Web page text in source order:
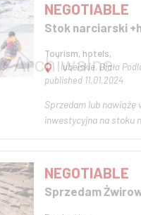
lubelskie), z dogodnym
drogi krajowej DK2
Terespol) Dz...
NEGOTIABLE
Stok narciarski
Tourism, hotels,
lubelskie, Biała
published 11.01.2024
Sprzedam lub nawiążę
inwestycyjna na stoku
dostępna w płatnych
Zdjęcie poglądowe Fot.:
https://unsplash.com/
person-in-yellow-
NEGOTIABLE
Sprzedam